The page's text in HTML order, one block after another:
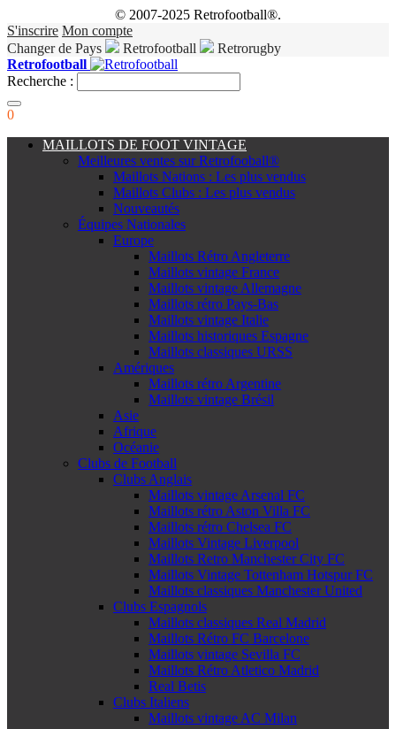
© 2007-2025 Retrofootball®.
S'inscrire Mon compte
Changer de Pays
Retrofootball
Retrorugby
Retrofootball
Recherche :
0
MAILLOTS DE FOOT VINTAGE
Meilleures ventes sur Retrofooball®
Maillots Nations : Les plus vendus
Maillots Clubs : Les plus vendus
Nouveautés
Équipes Nationales
Europe
Maillots Rétro Angleterre
Maillots vintage France
Maillots vintage Allemagne
Maillots rétro Pays-Bas
Maillots vintage Italie
Maillots historiques Espagne
Maillots classiques URSS
Amériques
Maillots rétro Argentine
Maillots vintage Brésil
Asie
Afrique
Océanie
Clubs de Football
Clubs Anglais
Maillots vintage Arsenal FC
Maillots rétro Aston Villa FC
Maillots rétro Chelsea FC
Maillots Vintage Liverpool
Maillots Retro Manchester City FC
Maillots Vintage Tottenham Hotspur FC
Maillots classiques Manchester United
Clubs Espagnols
Maillots classiques Real Madrid
Maillots Rétro FC Barcelone
Maillots vintage Sevilla FC
Maillots Rétro Atletico Madrid
Real Betis
Clubs Italiens
Maillots vintage AC Milan